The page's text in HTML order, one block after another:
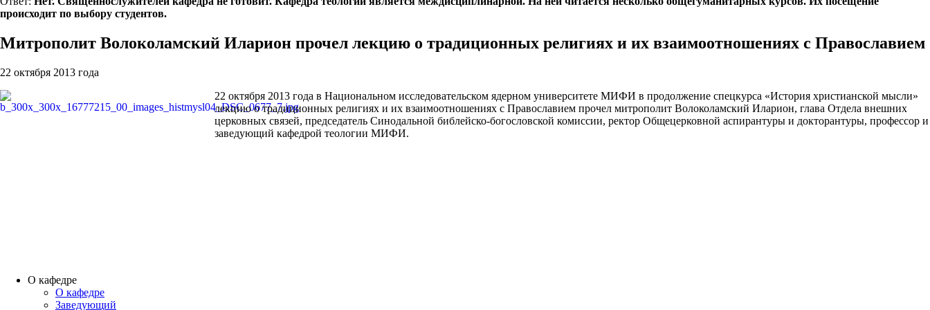
происходит по выбору студентов.
Митрополит Волоколамский Иларион прочел лекцию о традиционных религиях и их взаимоотношениях с Православием
22 октября 2013 года
22 октября 2013 года в Национальном исследовательском ядерном университете МИФИ в продолжение спецкурса «История христианской мысли»
лекцию о традиционных религиях и их взаимоотношениях с Православием прочел митрополит Волоколамский Иларион, глава Отдела внешних
церковных связей, председатель Синодальной библейско-богословской комиссии, ректор Общецерковной аспирантуры и докторантуры, профессор и
заведующий кафедрой теологии МИФИ.
О кафедре
О кафедре
Заведующий